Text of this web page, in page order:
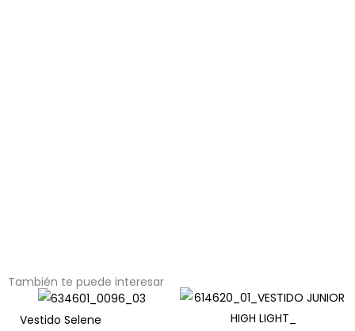
También te puede interesar
Vestido Selene